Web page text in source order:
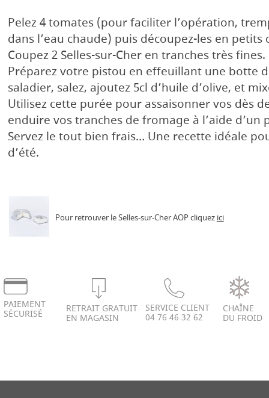
Pelez 4 tomates (pour faciliter l’opération,
dans l’eau chaude) puis découpez-les en petits
Coupez 2 Selles-sur-Cher en tranches très fines.
Préparez votre pistou en effeuillant une botte
saladier, salez, ajoutez 5cl d’huile d’olive, et
Utilisez cette purée pour assaisonner vos dès
enduire vos tranches de fromage à l’aide d’un
Servez le tout bien frais… Une recette idéale
d’été.
Pour retrouver le Selles-sur-Cher AOP cliquez ici
PAIEMENT
SÉCURISÉ RETRAIT GRATUIT
EN MAGASIN
SERVICE CLIENT
04 76 46 32 62
CHAÎNE
DU FROID